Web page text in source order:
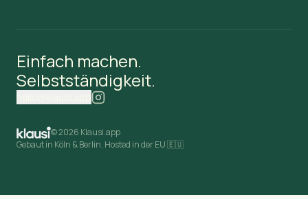
Einfach machen.
Selbstständigkeit.
©2026 Klausi.app
Gebaut in Köln & Berlin. Hosted in der EU 🇪🇺